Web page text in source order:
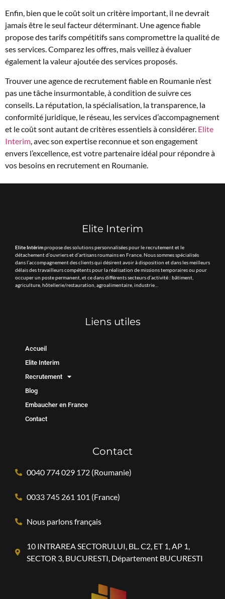
Enfin, bien que le coût soit un critère important, il ne devrait
jamais être le seul facteur déterminant. Une agence fiable
propose des tarifs compétitifs sans compromettre la qualité de
ses services. Comparez les offres, mais veillez à évaluer
également la valeur ajoutée des services proposés.
Trouver une agence de recrutement fiable en Roumanie n’est
pas une tâche insurmontable, à condition de suivre ces
conseils. La réputation, la spécialisation, la transparence, la
conformité juridique, le réseau, les services d’accompagnement
et le coût sont autant de critères essentiels à considérer. Elite
Interim , avec son expertise reconnue et son engagement
envers l’excellence, est votre partenaire idéal pour répondre à
vos besoins en recrutement en Roumanie.
Elite Interim
Elite Intérimpropose des solutions personnalisées pour le recrutement et le
détachement d’ouvriers et d’artisans roumains en France. Nous sommes spécialisés
dans l’accompagnement des clients qui désirent avoir à disposition et dans les meilleurs
délais des travailleurs compétents pour la réalisation de missions temporaires ou pour
occuper un poste permanent, et ce dans différents secteurs d’activité : bâtiment,
agriculture, hôtellerie/restauration, agroalimentaire, industrie…
Liens utiles
Accueil
Elite Interim
Recrutement
Blog
Embaucher en France
Contact
Contact
0040 774 029 172 (Roumanie)
0033 745 261 101 (France)
Nous parlons français
10 INTRAREA SECTORULUI, BL. C2, ET 1, AP 1,
SECTOR 3, BUCURESTI, Département BUCURESTI